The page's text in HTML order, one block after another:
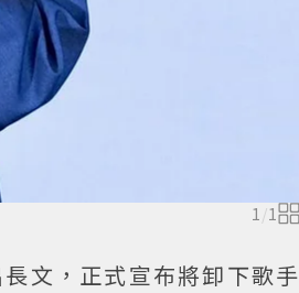
1/1
文，正式宣布將卸下歌手